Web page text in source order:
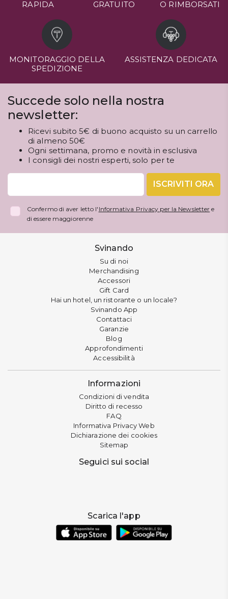
RAPIDA
GRATUITO
O RIMBORSATI
MONITORAGGIO DELLA
SPEDIZIONE
ASSISTENZA DEDICATA
Succede solo nella nostra
newsletter:
Ricevi subito 5€ di buono acquisto su un carrello
di almeno 50€
Ogni settimana, promo e novità in esclusiva
I consigli dei nostri esperti, solo per te
ISCRIVITI ORA
Confermo di aver letto l' Informativa Privacy per la Newsletter e
di essere maggiorenne
Svinando
Su di noi
Merchandising
Accessori
Gift Card
Hai un hotel, un ristorante o un locale?
Svinando App
Contattaci
Garanzie
Blog
Approfondimenti
Accessibilità
Informazioni
Condizioni di vendita
Diritto di recesso
FAQ
Informativa Privacy Web
Dichiarazione dei cookies
Sitemap
Seguici sui social
Scarica l'app